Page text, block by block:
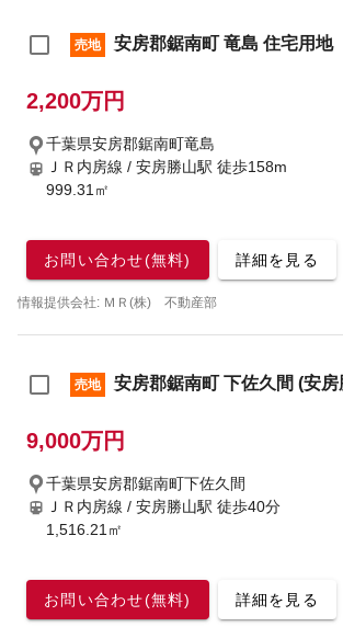
売地 安房郡鋸南町 竜島 住宅用地
2,200万円
千葉県安房郡鋸南町竜島
ＪＲ内房線 / 安房勝山駅 徒歩158m
999.31㎡
お問い合わせ(無料) 詳細を見る
情報提供会社: ＭＲ(株) 不動産部
売地 安房郡鋸南町 下佐久間 (安
9,000万円
千葉県安房郡鋸南町下佐久間
ＪＲ内房線 / 安房勝山駅 徒歩40分
1,516.21㎡
お問い合わせ(無料) 詳細を見る